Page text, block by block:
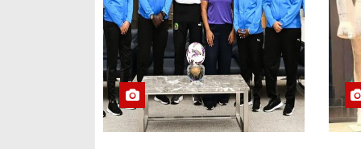
i
c
l
e